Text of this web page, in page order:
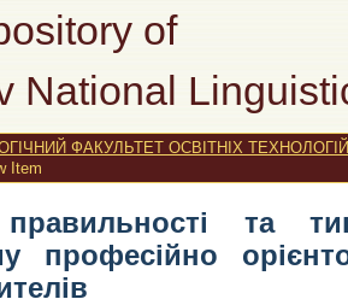
of
National
та
говорінні майбутніх
ФАКУЛЬТЕТ ОСВІТНІХ ТЕХНОЛОГІЙ
Item
та
професійно